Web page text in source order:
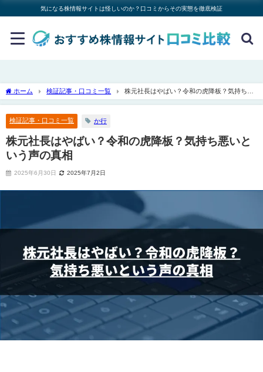
気になる株情報サイトは怪しいのか？口コミからその実態を徹底検証
ホーム 検証記事・口コミ一覧
株元社長はやばい？令和の虎降板？気持ち悪
いという声の真相
検証記事・口コミ一覧 か行
株元社長はやばい？令和の虎降板？気持ち悪いと
いう声の真相
2025年6月30日 2025年7月2日